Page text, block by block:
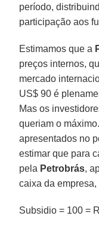
período,
participação aos
Estimamos que a
preços internos,
mercado
US$ 90 é
Mas os
queriam o
apresentados no
estimar que para
pela Petrobrás,
caixa da
Subsidio = 100 =